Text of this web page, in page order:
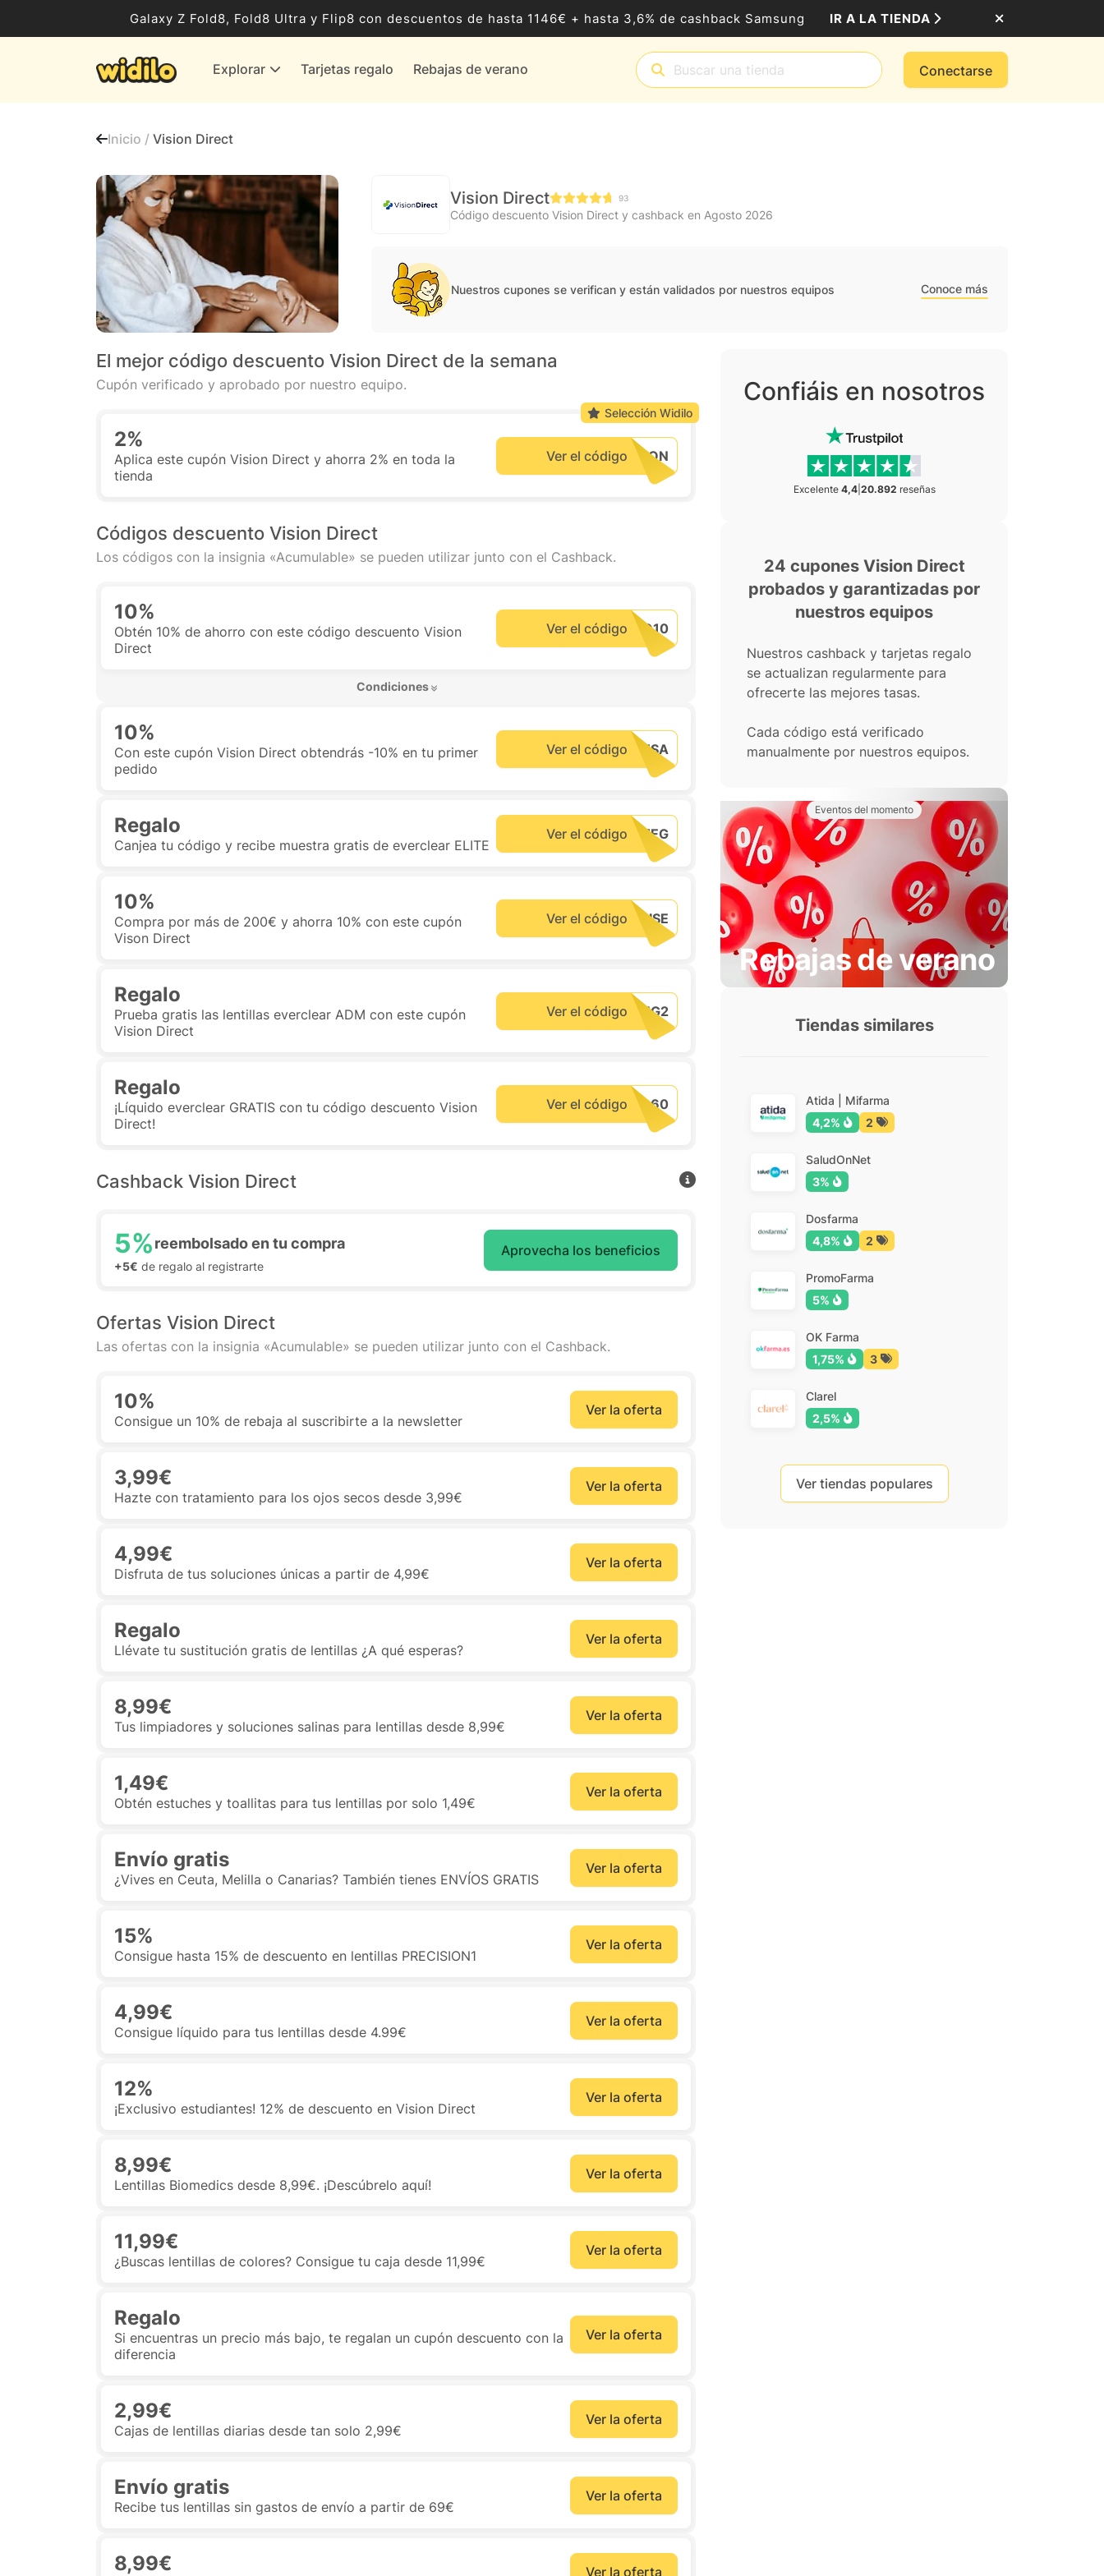
Galaxy Z Fold8, Fold8 Ultra y Flip8 con descuentos de hasta 1146€ + hasta 3,6% de cashback Samsung IR A LA TIENDA
Explorar Tarjetas regalo Rebajas de verano Conectarse
Ocio, Entretenimiento y Cultura
Proveedores de gas y energía
Todas las tiendas
Inicio / Vision Direct
Vision Direct 93
Código descuento Vision Direct y cashback en Agosto 2026
Nuestros cupones se verifican y están validados por nuestros equipos Conoce más
El mejor código descuento Vision Direct de la semana
Cupón verificado y aprobado por nuestro equipo.
2%
Aplica este cupón Vision Direct y ahorra 2% en toda la
tienda
Ver el código
Selección Widilo
Códigos descuento Vision Direct
Los códigos con la insignia «Acumulable» se pueden utilizar junto con el Cashback.
10%
Obtén 10% de ahorro con este código descuento Vision
Direct
Ver el código
Condiciones
10%
Con este cupón Vision Direct obtendrás -10% en tu primer
pedido
Ver el código
Regalo
Canjea tu código y recibe muestra gratis de everclear ELITE
Ver el código
10%
Compra por más de 200€ y ahorra 10% con este cupón
Vison Direct
Ver el código
Regalo
Prueba gratis las lentillas everclear ADM con este cupón
Vision Direct
Ver el código
Regalo
¡Líquido everclear GRATIS con tu código descuento Vision
Direct!
Ver el código
Cashback Vision Direct
5%reembolsado en tu compra
+5€ de regalo al registrarte
Aprovecha los beneficios
Ofertas Vision Direct
Las ofertas con la insignia «Acumulable» se pueden utilizar junto con el Cashback.
10%
Consigue un 10% de rebaja al suscribirte a la newsletter
Ver la oferta
3,99€
Hazte con tratamiento para los ojos secos desde 3,99€
Ver la oferta
4,99€
Disfruta de tus soluciones únicas a partir de 4,99€
Ver la oferta
Regalo
Llévate tu sustitución gratis de lentillas ¿A qué esperas?
Ver la oferta
8,99€
Tus limpiadores y soluciones salinas para lentillas desde 8,99€
Ver la oferta
1,49€
Obtén estuches y toallitas para tus lentillas por solo 1,49€
Ver la oferta
Envío gratis
¿Vives en Ceuta, Melilla o Canarias? También tienes ENVÍOS GRATIS
Ver la oferta
15%
Consigue hasta 15% de descuento en lentillas PRECISION1
Ver la oferta
4,99€
Consigue líquido para tus lentillas desde 4.99€
Ver la oferta
12%
¡Exclusivo estudiantes! 12% de descuento en Vision Direct
Ver la oferta
8,99€
Lentillas Biomedics desde 8,99€. ¡Descúbrelo aquí!
Ver la oferta
11,99€
¿Buscas lentillas de colores? Consigue tu caja desde 11,99€
Ver la oferta
Regalo
Si encuentras un precio más bajo, te regalan un cupón descuento con la
diferencia
Ver la oferta
2,99€
Cajas de lentillas diarias desde tan solo 2,99€
Ver la oferta
Envío gratis
Recibe tus lentillas sin gastos de envío a partir de 69€
Ver la oferta
8,99€ Ver la oferta
Confiáis en nosotros
Excelente 4,4| 20.892 reseñas
24 cupones Vision Direct
probados y garantizadas por
nuestros equipos
Nuestros cashback y tarjetas regalo
se actualizan regularmente para
ofrecerte las mejores tasas.
Cada código está verificado
manualmente por nuestros equipos.
Eventos del momento
Rebajas de verano
Tiendas similares
Atida | Mifarma
4,2%
2
SaludOnNet
3%
Dosfarma
4,8%
2
PromoFarma
5%
OK Farma
1,75%
3
Clarel
2,5%
Ver tiendas populares